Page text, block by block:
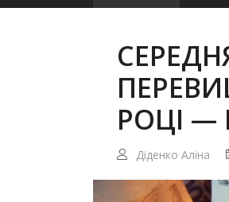
РОЦІ —
Діденко Аліна